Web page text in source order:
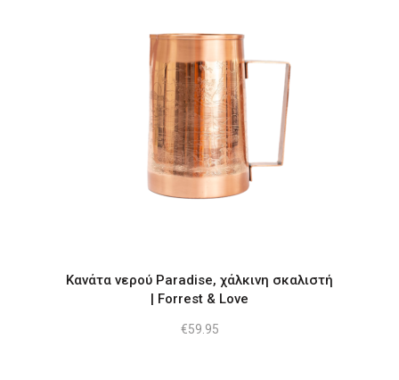
Κανάτα νερού Paradise, χάλκινη σκαλιστή
| Forrest & Love
€59.95